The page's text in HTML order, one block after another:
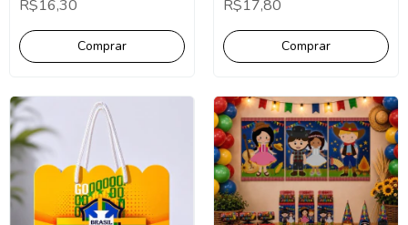
Lembrancinha Personalizada
R$16,30
Lembrancinha Tubete
R$17,80